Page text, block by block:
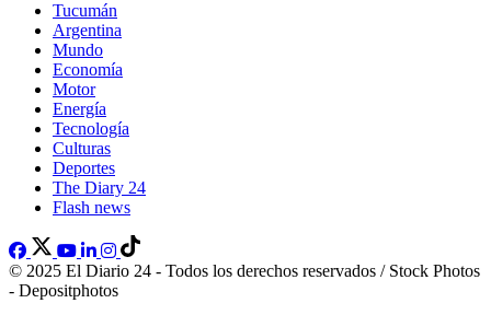
Tucumán
Argentina
Mundo
Economía
Motor
Energía
Tecnología
Culturas
Deportes
The Diary 24
Flash news
© 2025 El Diario 24 - Todos los derechos reservados / Stock Photos
- Depositphotos